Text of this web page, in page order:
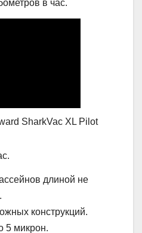
в час.
длиной не
конструкций.
5 микрон.